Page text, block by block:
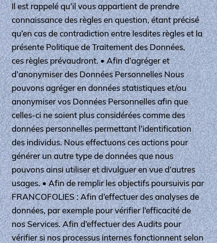
Il est rappelé qu’il vous appartient de prendre
connaissance des règles en question, étant précisé
qu’en cas de contradiction entre lesdites règles et la
présente Politique de Traitement des Données,
ces règles prévaudront. • Afin d’agréger et
d’anonymiser des Données Personnelles Nous
pouvons agréger en données statistiques et/ou
anonymiser vos Données Personnelles afin que
celles-ci ne soient plus considérées comme des
données personnelles permettant l’identification
des individus. Nous effectuons ces actions pour
générer un autre type de données que nous
pouvons ainsi utiliser et divulguer en vue d’autres
usages. • Afin de remplir les objectifs poursuivis par
FRANCOFOLIES : Afin d’effectuer des analyses de
données, par exemple pour vérifier l’efficacité de
nos Services. Afin d’effectuer des Audits pour
vérifier si nos processus internes fonctionnent selon